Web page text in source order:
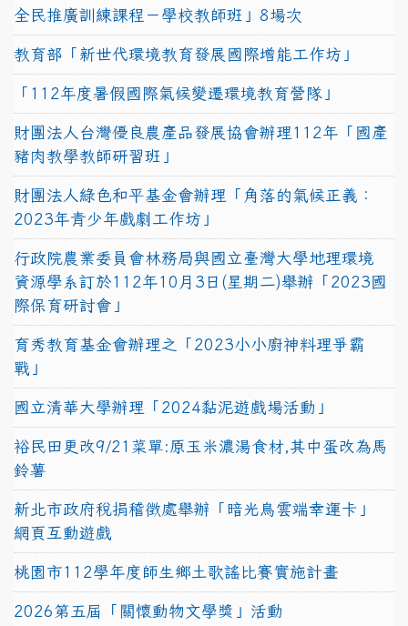
全民推廣訓練課程－學校教師班」8場次
教育部「新世代環境教育發展國際增能工作坊」
「112年度暑假國際氣候變遷環境教育營隊」
財團法人台灣優良農產品發展協會辦理112年「國產
豬肉教學教師研習班」
財團法人綠色和平基金會辦理「角落的氣候正義：
2023年青少年戲劇工作坊」
行政院農業委員會林務局與國立臺灣大學地理環境
資源學系訂於112年10月3日(星期二)舉辦「2023國
際保育研討會」
育秀教育基金會辦理之「2023小小廚神料理爭霸
戰」
國立清華大學辦理「2024黏泥遊戲場活動」
裕民田更改9/21菜單:原玉米濃湯食材,其中蛋改為馬
鈴薯
新北市政府稅捐稽徵處舉辦「暗光鳥雲端幸運卡」
網頁互動遊戲
桃園市112學年度師生鄉土歌謠比賽實施計畫
2026第五屆「關懷動物文學獎」活動